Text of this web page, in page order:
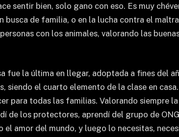
sentir bien, solo gano con eso. Es muy
busca de familia, o en la lucha contra el
con los animales, valorando las
fue la última en llegar, adoptada a fines del
siendo el cuarto elemento de la clase en
para todas las familias. Valorando siempre
de los protectores, aprendí del grupo de
amor del mundo, y luego lo necesitas,